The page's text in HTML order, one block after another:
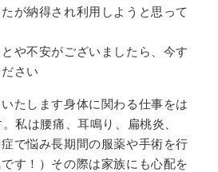
が納得され利用しようと思って
や不安がございましたら、今す
さい
たします身体に関わる仕事をは
私は腰痛、耳鳴り、扁桃炎、
で悩み長期間の服薬や手術を行
す！）その際は家族にも心配を